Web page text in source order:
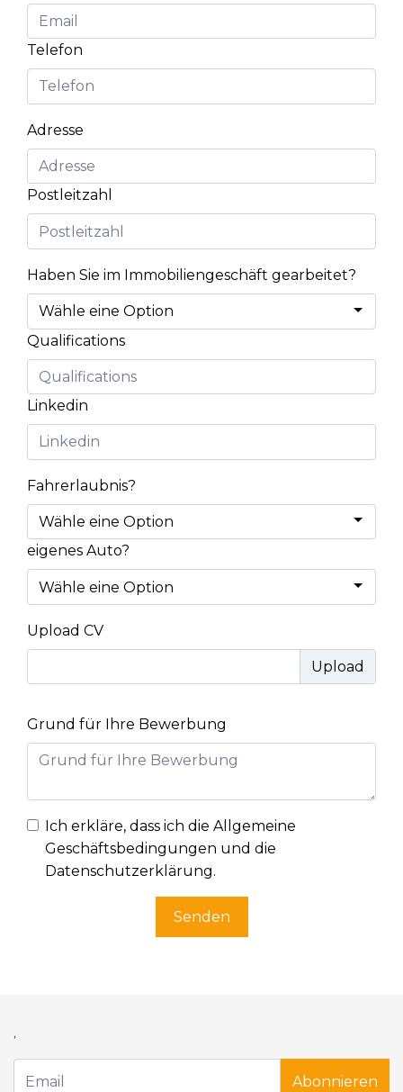
Telefon
Adresse
Postleitzahl
Haben Sie im Immobiliengeschäft gearbeitet?
Qualifications
Linkedin
Fahrerlaubnis?
eigenes Auto?
Upload CV
Grund für Ihre Bewerbung
Ich erkläre, dass ich die Allgemeine
Geschäftsbedingungen und die
Datenschutzerklärung.
Senden
,
Abonnieren